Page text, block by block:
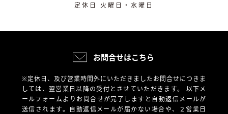
定休日 火曜日・水曜日
お問合せはこちら
※定休日、及び営業時間外にいただきましたお問合せにつきま
しては、翌営業日以降の受付とさせていただきます。 以下メ
ールフォームよりお問合せが完了しますと自動返信メールが
送信されます。自動返信メールが届かない場合や、
２営業日